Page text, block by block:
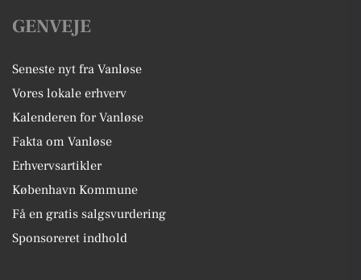
GENVEJE
Seneste nyt fra Vanløse
Vores lokale erhverv
Kalenderen for Vanløse
Fakta om Vanløse
Erhvervsartikler
København Kommune
Få en gratis salgsvurdering
Sponsoreret indhold